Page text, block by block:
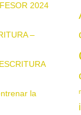
2024
–
la